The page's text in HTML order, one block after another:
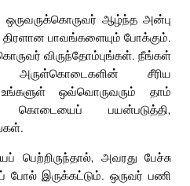
ஒருவருக்கொருவர் ஆழ்ந்த அன்பு
பாவங்களையும் போக்கும்.
விருந்தோம்புங்கள். நீங்கள்
அருள்கொடைகளின் சீரிய
ஒவ்வொருவரும் தாம்
பயன்படுத்தி,
பெற்றிருந்தால், அவரது பேச்சு
போல் இருக்கட்டும். ஒருவர் பணி